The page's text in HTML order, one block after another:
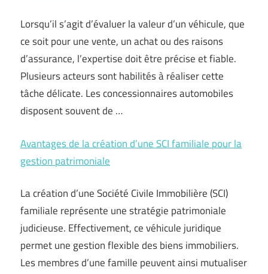
Lorsqu’il s’agit d’évaluer la valeur d’un véhicule, que
ce soit pour une vente, un achat ou des raisons
d’assurance, l’expertise doit être précise et fiable.
Plusieurs acteurs sont habilités à réaliser cette
tâche délicate. Les concessionnaires automobiles
disposent souvent de …
Avantages de la création d’une SCI familiale pour la
gestion patrimoniale
La création d’une Société Civile Immobilière (SCI)
familiale représente une stratégie patrimoniale
judicieuse. Effectivement, ce véhicule juridique
permet une gestion flexible des biens immobiliers.
Les membres d’une famille peuvent ainsi mutualiser